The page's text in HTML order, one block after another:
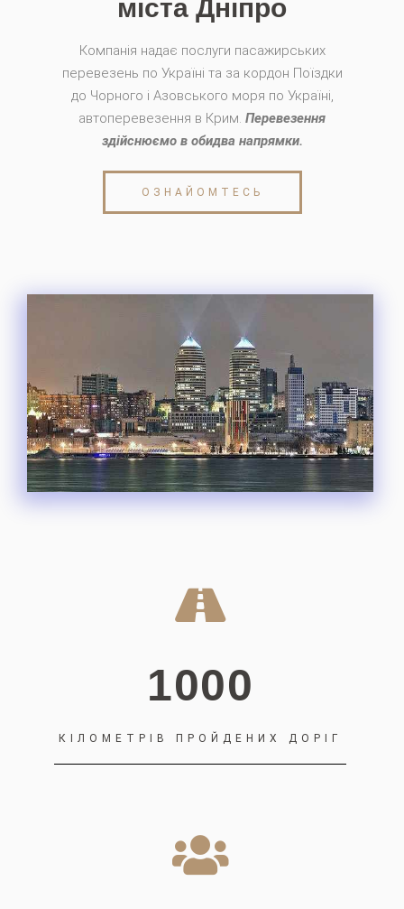
міста Дніпро
Компанія надає послуги пасажирських
перевезень по Україні та за кордон Поїздки
до Чорного і Азовського моря по Україні,
автоперевезення в Крим. Перевезення
здійснюємо в обидва напрямки.
ОЗНАЙОМТЕСЬ
1000
КІЛОМЕТРІВ ПРОЙДЕНИХ ДОРІГ